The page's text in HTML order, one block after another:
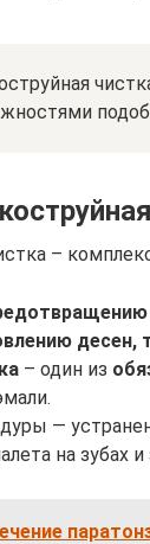
–
десен,
– один из
—
на зубах и